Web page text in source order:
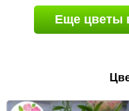
Еще цветы